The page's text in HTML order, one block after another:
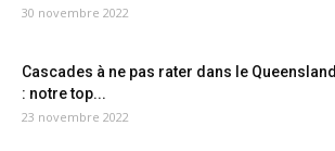
30 novembre 2022
Cascades à ne pas rater dans le Queensland
: notre top...
23 novembre 2022